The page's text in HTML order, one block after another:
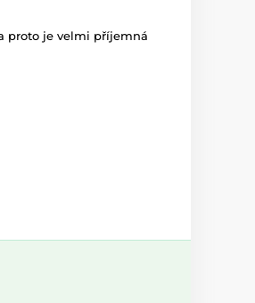
proto je velmi příjemná